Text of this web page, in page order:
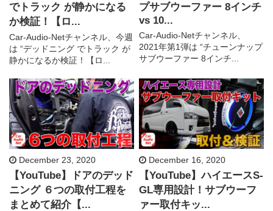
でトラック が静かになる
か検証！【ロ...
Car-Audio-Netチャンネル、今週
は “デッドニング でトラック が
静かになるか検証！【ロ...
プサブウーファー 8インチ
vs 10...
Car-Audio-Netチャンネル、
2021年第1弾は “チューンナップ
サブウーファー 8インチ...
December 23, 2020
【YouTube】ドアのデッド
ニング ６つの取付工程を
まとめて紹介【...
December 16, 2020
【YouTube】ハイエースS-
GL専用設計！サブウーフ
ァー取付キッ...